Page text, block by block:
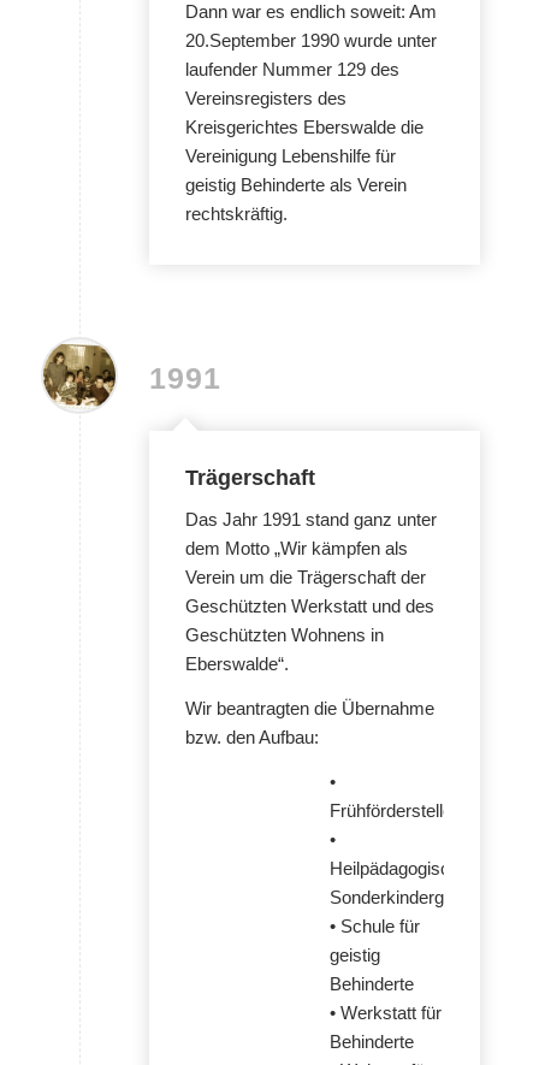
Dann war es endlich soweit: Am
20.September 1990 wurde unter
laufender Nummer 129 des
Vereinsregisters des
Kreisgerichtes Eberswalde die
Vereinigung Lebenshilfe für
geistig Behinderte als Verein
rechtskräftig.
1991
Trägerschaft
Das Jahr 1991 stand ganz unter
dem Motto „Wir kämpfen als
Verein um die Trägerschaft der
Geschützten Werkstatt und des
Geschützten Wohnens in
Eberswalde“.
Wir beantragten die Übernahme
bzw. den Aufbau:
•
Frühförderstelle
•
Heilpädagogischer
Sonderkindergarten
• Schule für
geistig
Behinderte
• Werkstatt für
Behinderte